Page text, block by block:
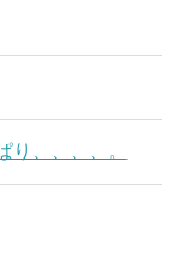
り、、、、。